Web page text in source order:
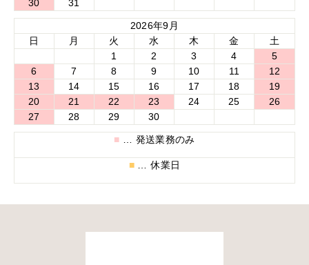
30
31
2026年9月
日
月 火 水 木 金
土
1
2 3 4
5
6
7 8 9 10 11
12
13
14 15 16 17 18
19
20
21 22 23 24 25
26
27
28 29 30
■ … 発送業務のみ
■ … 休業日